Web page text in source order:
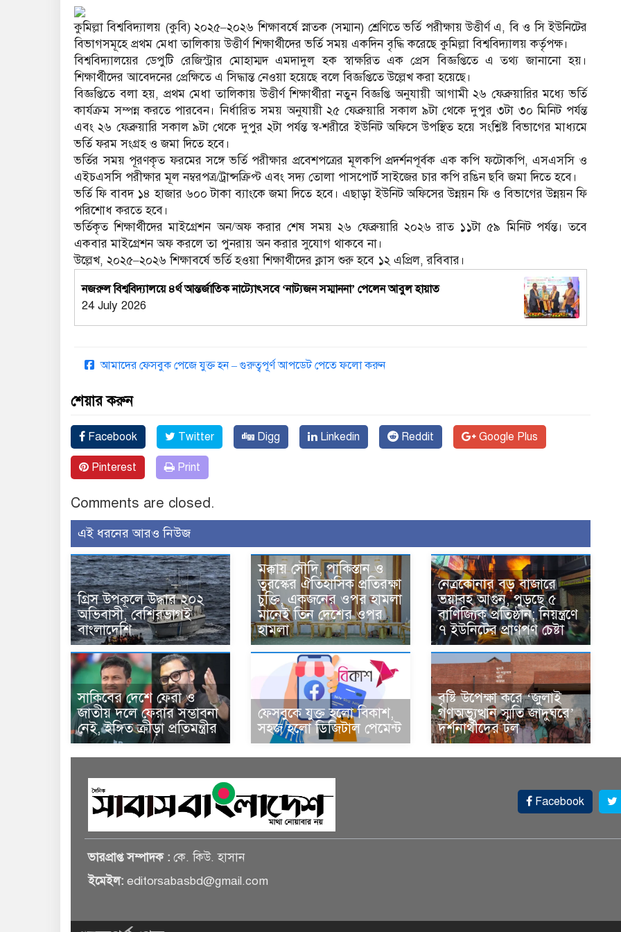
কুমিল্লা বিশ্ববিদ্যালয় (কুবি) ২০২৫–২০২৬ শিক্ষাবর্ষে স্নাতক (সম্মান) শ্রেণিতে ভর্তি পরীক্ষায় উত্তীর্ণ এ, বি ও সি ইউনিটের
বিভাগসমূহে প্রথম মেধা তালিকায় উত্তীর্ণ শিক্ষার্থীদের ভর্তি সময় একদিন বৃদ্ধি করেছে কুমিল্লা বিশ্ববিদ্যালয় কর্তৃপক্ষ।
বিশ্ববিদ্যালয়ের ডেপুটি রেজিস্ট্রার মোহাম্মদ এমদাদুল হক স্বাক্ষরিত এক প্রেস বিজ্ঞপ্তিতে এ তথ্য জানানো হয়।
শিক্ষার্থীদের আবেদনের প্রেক্ষিতে এ সিদ্ধান্ত নেওয়া হয়েছে বলে বিজ্ঞপ্তিতে উল্লেখ করা হয়েছে।
বিজ্ঞপ্তিতে বলা হয়, প্রথম মেধা তালিকায় উত্তীর্ণ শিক্ষার্থীরা নতুন বিজ্ঞপ্তি অনুযায়ী আগামী ২৬ ফেব্রুয়ারির মধ্যে ভর্তি
কার্যক্রম সম্পন্ন করতে পারবেন। নির্ধারিত সময় অনুযায়ী ২৫ ফেব্রুয়ারি সকাল ৯টা থেকে দুপুর ৩টা ৩০ মিনিট পর্যন্ত
এবং ২৬ ফেব্রুয়ারি সকাল ৯টা থেকে দুপুর ২টা পর্যন্ত স্ব-শরীরে ইউনিট অফিসে উপস্থিত হয়ে সংশ্লিষ্ট বিভাগের মাধ্যমে
ভর্তি ফরম সংগ্রহ ও জমা দিতে হবে।
ভর্তির সময় পূরণকৃত ফরমের সঙ্গে ভর্তি পরীক্ষার প্রবেশপত্রের মূলকপি প্রদর্শনপূর্বক এক কপি ফটোকপি, এসএসসি ও
এইচএসসি পরীক্ষার মূল নম্বরপত্র/ট্রান্সক্রিপ্ট এবং সদ্য তোলা পাসপোর্ট সাইজের চার কপি রঙিন ছবি জমা দিতে হবে।
ভর্তি ফি বাবদ ১৪ হাজার ৬০০ টাকা ব্যাংকে জমা দিতে হবে। এছাড়া ইউনিট অফিসের উন্নয়ন ফি ও বিভাগের উন্নয়ন ফি
পরিশোধ করতে হবে।
ভর্তিকৃত শিক্ষার্থীদের মাইগ্রেশন অন/অফ করার শেষ সময় ২৬ ফেব্রুয়ারি ২০২৬ রাত ১১টা ৫৯ মিনিট পর্যন্ত। তবে
একবার মাইগ্রেশন অফ করলে তা পুনরায় অন করার সুযোগ থাকবে না।
উল্লেখ, ২০২৫–২০২৬ শিক্ষাবর্ষে ভর্তি হওয়া শিক্ষার্থীদের ক্লাস শুরু হবে ১২ এপ্রিল, রবিবার।
নজরুল বিশ্ববিদ্যালয়ে ৪র্থ আন্তর্জাতিক নাট্যোৎসবে ‘নাট্যজন সম্মাননা’ পেলেন আবুল হায়াত
24 July 2026
আমাদের ফেসবুক পেজে যুক্ত হন – গুরুত্বপূর্ণ আপডেট পেতে ফলো করুন
শেয়ার করুন
Facebook Twitter Digg Linkedin Reddit Google Plus
Pinterest Print
Comments are closed.
এই ধরনের আরও নিউজ
গ্রিস উপকূলে উদ্ধার ২০২
অভিবাসী, বেশিরভাগই
বাংলাদেশি
মক্কায় সৌদি, পাকিস্তান ও
তুরস্কের ঐতিহাসিক প্রতিরক্ষা
চুক্তি, একজনের ওপর হামলা
মানেই তিন দেশের ওপর
হামলা
নেত্রকোনার বড় বাজারে
ভয়াবহ আগুন, পুড়ছে ৫
বাণিজ্যিক প্রতিষ্ঠান; নিয়ন্ত্রণে
৭ ইউনিটের প্রাণপণ চেষ্টা
সাকিবের দেশে ফেরা ও
জাতীয় দলে ফেরার সম্ভাবনা
নেই, ইঙ্গিত ক্রীড়া প্রতিমন্ত্রীর
ফেসবুকে যুক্ত হলো বিকাশ,
সহজ হলো ডিজিটাল পেমেন্ট
বৃষ্টি উপেক্ষা করে ‘জুলাই
গণঅভ্যুত্থান স্মৃতি জাদুঘরে’
দর্শনার্থীদের ঢল
Facebook
ভারপ্রাপ্ত সম্পাদক : কে. কিউ. হাসান
ইমেইল: editorsabasbd@gmail.com